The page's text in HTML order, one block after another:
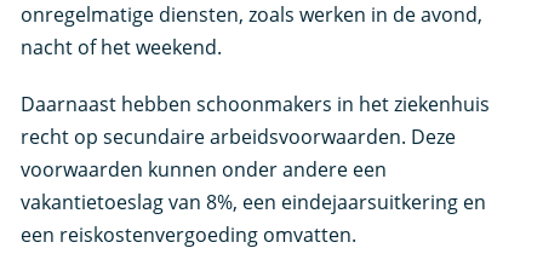
onregelmatige diensten, zoals werken in de avond,
nacht of het weekend.
Daarnaast hebben schoonmakers in het ziekenhuis
recht op secundaire arbeidsvoorwaarden. Deze
voorwaarden kunnen onder andere een
vakantietoeslag van 8%, een eindejaarsuitkering en
een reiskostenvergoeding omvatten.